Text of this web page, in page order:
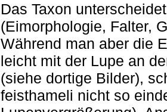
Das Taxon
(Eimorphologie, Falter,
Während man aber die
leicht mit der Lupe an
(siehe dortige Bilder),
feisthameli nicht so